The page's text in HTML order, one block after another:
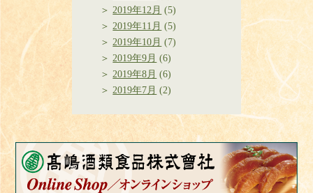
2019年12月 (5)
2019年11月 (5)
2019年10月 (7)
2019年9月 (6)
2019年8月 (6)
2019年7月 (2)